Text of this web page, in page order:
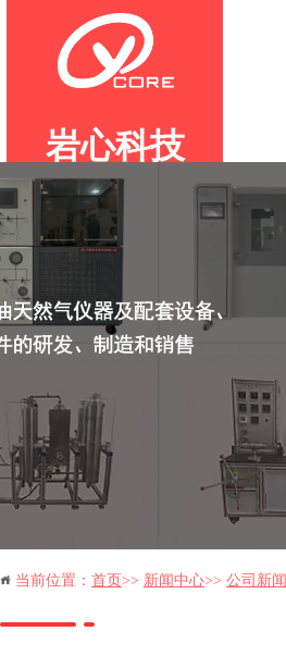
首页
岩心科技
当前位置： 首页 >> 新闻中心>> 公司新闻